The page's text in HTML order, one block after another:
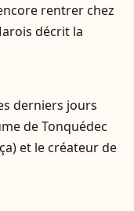
rentrer chez
décrit la
derniers jours
de Tonquédec
et le créateur de